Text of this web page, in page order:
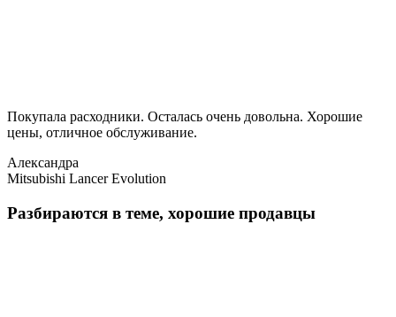
Покупала расходники. Осталась очень довольна. Хорошие
цены, отличное обслуживание.
Александра
Mitsubishi Lancer Evolution
Разбираются в теме, хорошие продавцы